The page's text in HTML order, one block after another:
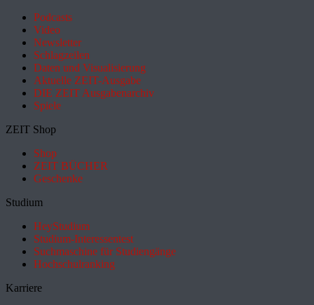
Podcasts
Video
Newsletter
Schlagzeilen
Daten und Visualisierung
Aktuelle ZEIT-Ausgabe
DIE ZEIT Ausgabenarchiv
Spiele
ZEIT Shop
Shop
ZEIT BÜCHER
Geschenke
Studium
HeyStudium
Studium-Interessentest
Suchmaschine für Studiengänge
Hochschulranking
Karriere